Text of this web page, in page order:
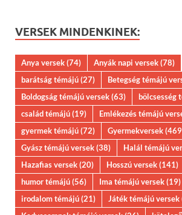
VERSEK MINDENKINEK:
Anya versek(74) Anyák napi versek(78)
barátság témájú(27) Betegség témájú
Boldogság témájú versek(63) bölcsesség
család témájú(19) Emlékezés témájú
gyermek témájú(72) Gyermekversek
Gyász témájú versek(38) Halál témájú
Hazafias versek(20) Hosszú versek(141)
humor témájú(56) Ima témájú versek(19)
irodalom témájú(21) Játék témájú versek